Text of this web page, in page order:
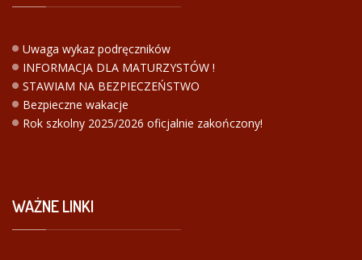
Uwaga wykaz podręczników
INFORMACJA DLA MATURZYSTÓW !
STAWIAM NA BEZPIECZEŃSTWO
Bezpieczne wakacje
Rok szkolny 2025/2026 oficjalnie zakończony!
WAŻNELINKI